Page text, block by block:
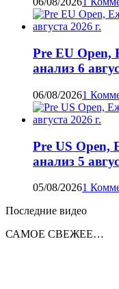
Pre EU Open,
анализ 6
06/08/20261
Pre US Open,
анализ 5
05/08/20261
Последние видео
САМОЕ СВЕЖЕЕ…